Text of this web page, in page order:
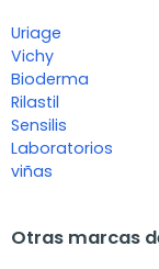
Uriage
Vichy
Bioderma
Rilastil
Sensilis
Laboratorios
viñas
Otras marcas